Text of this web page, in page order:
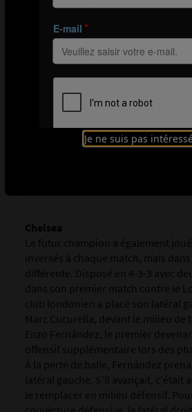
Je ne suis pas
Les Skyblues ont démontré une
maîtrisée, dans laquelle les latéraux
manœuvrer dans l’axe. La vidéo ci-
une série de passes courtes
défensive de Wydad AC. La
qui presser et finissent par dézoner,
Manchester City des espaces à
Chelsea
Le futur champion a également
inversés à chaque match, mais
différente. Disposé en 4-3-3 avec
dans son premier match contre le
club londonien a placé son latéral
Marc Cucurella, devant le milieu de
Enzo Fernández, le premier
offensif supplémentaire lors des
À la perte de balle, Fernández
latéral gauche. S’il avançait, c'était
le remplacer en milieu défensif.